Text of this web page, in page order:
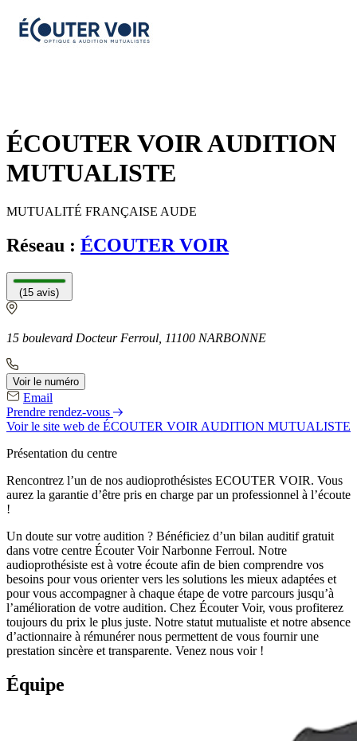
ÉCOUTER VOIR AUDITION
MUTUALISTE
MUTUALITÉ FRANÇAISE AUDE
Réseau : ÉCOUTER VOIR
(15 avis)
15 boulevard Docteur Ferroul, 11100 NARBONNE
Voir le numéro
Email
Prendre rendez-vous
Voir le site web de ÉCOUTER VOIR AUDITION MUTUALISTE
Présentation du centre
Rencontrez l’un de nos audioprothésistes ECOUTER VOIR. Vous
aurez la garantie d’être pris en charge par un professionnel à l’écoute
!
Un doute sur votre audition ? Bénéficiez d’un bilan auditif gratuit
dans votre centre Écouter Voir Narbonne Ferroul. Notre
audioprothésiste est à votre écoute afin de bien comprendre vos
besoins pour vous orienter vers les solutions les mieux adaptées et
pour vous accompagner à chaque étape de votre parcours jusqu’à
l’amélioration de votre audition. Chez Écouter Voir, vous profiterez
toujours du prix le plus juste. Notre statut mutualiste et notre absence
d’actionnaire à rémunérer nous permettent de vous fournir une
prestation sincère et transparente. Venez nous voir !
Équipe